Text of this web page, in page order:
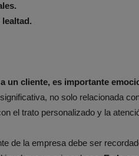
un cliente, es importante
no solo relacionada
el trato personalizado y la
de la empresa debe ser